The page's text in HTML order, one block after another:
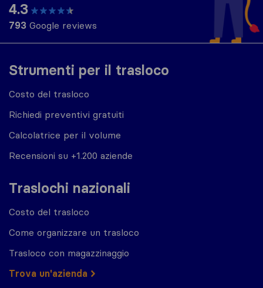
Strumenti per il trasloco
Costo del trasloco
Richiedi preventivi gratuiti
Calcolatrice per il volume
Recensioni su +1.200 aziende
Traslochi nazionali
Costo del trasloco
Come organizzare un trasloco
Trasloco con magazzinaggio
Trova un'azienda
4.3
793 Google reviews